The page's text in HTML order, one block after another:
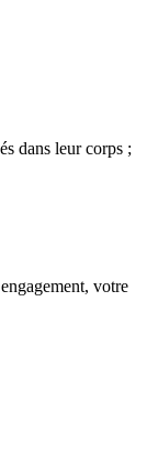
dans leur corps ;
votre